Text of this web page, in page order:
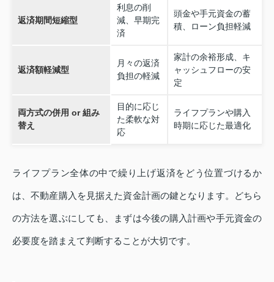
返済期間短縮型
利息の削
減、早期完
済
頭金や手元資金の蓄
積、ローン負担軽減
返済額軽減型
月々の返済
負担の軽減
家計の余裕形成、キ
ャッシュフローの安
定
両方式の併用 or 組み
替え
目的に応じ
た柔軟な対
応
ライフプランや購入
時期に応じた最適化
ライフプラン全体の中で繰り上げ返済をどう位置づけるか
は、不動産購入を見据えた資金計画の鍵となります。どちら
の方法を選ぶにしても、まずは今後の購入計画や手元資金の
必要度を踏まえて判断することが大切です。